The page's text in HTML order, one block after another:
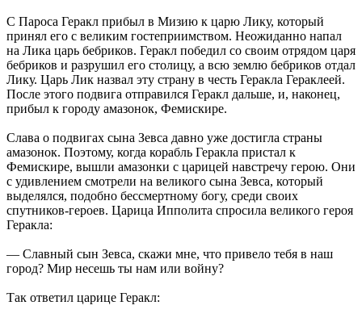
С Пароса Геракл прибыл в Мизию к царю Лику, который
принял его с великим гостеприимством. Неожиданно напал
на Лика царь бебриков. Геракл победил со своим отрядом царя
бебриков и разрушил его столицу, а всю землю бебриков отдал
Лику. Царь Лик назвал эту страну в честь Геракла Гераклеей.
После этого подвига отправился Геракл дальше, и, наконец,
прибыл к городу амазонок, Фемискире.
Слава о подвигах сына Зевса давно уже достигла страны
амазонок. Поэтому, когда корабль Геракла пристал к
Фемискире, вышли амазонки с царицей навстречу герою. Они
с удивлением смотрели на великого сына Зевса, который
выделялся, подобно бессмертному богу, среди своих
спутников-героев. Царица Ипполита спросила великого героя
Геракла:
— Славный сын Зевса, скажи мне, что привело тебя в наш
город? Мир несешь ты нам или войну?
Так ответил царице Геракл: